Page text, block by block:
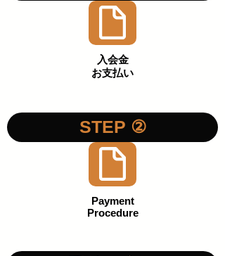
入会金
​お支払い
STEP ②
Payment
​Procedure